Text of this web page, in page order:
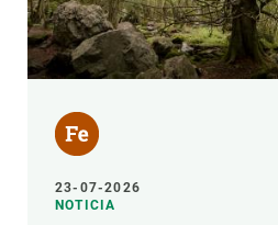
23-07-2026
NOTICIA